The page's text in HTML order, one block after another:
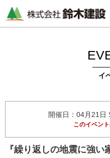
イ
開催日：04月21日
このイベン
『繰り返しの地震に強